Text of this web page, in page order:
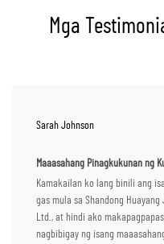
Mga
Sarah Johnson
Maaasahang Pinagkukunan ng
Kamakailan ko lang binili ang
gas mula sa Shandong
Ltd., at hindi ako
nagbibigay ng isang